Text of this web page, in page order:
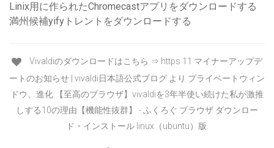
Linix用に作られたChromecastアプリをダウンロードする
満州候補yifyトレントをダウンロードする
Vivaldiのダウンロードはこちら ⇒ https 11 マイナーアップデ
ートのお知らせ | vivaldi日本語公式ブログ より プライベートウィン
ドウ、進化 【至高のブラウザ】vivaldiを3年半使い続けた私が激推
しする10の理由【機能性抜群】 - ふくろぐ ブラウザ ダウンロー
ド・インストール linux（ubuntu）版.